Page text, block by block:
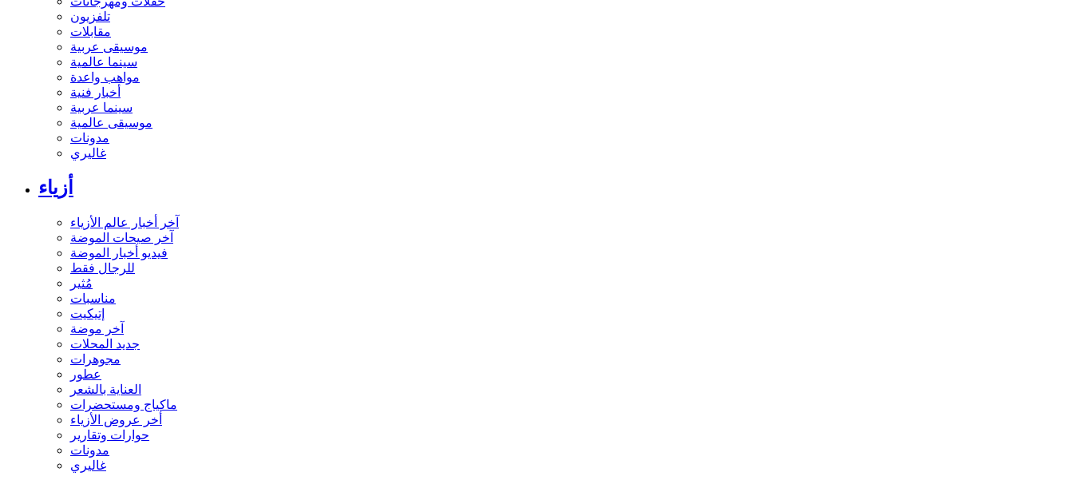
تلفزيون
مقابلات
موسيقى عربية
سينما عالمية
مواهب واعدة
أخبار فنية
سينما عربية
موسيقى عالمية
مدونات
غاليري
أزياء
آخر أخبار عالم الأزياء
آخر صيحات الموضة
فيديو أخبار الموضة
للرجال فقط
مُثير
مناسبات
إتيكيت
آخر موضة
جديد المحلات
مجوهرات
عطور
العناية بالشعر
ماكياج ومستحضرات
أخر عروض الأزياء
حوارات وتقارير
مدونات
غاليري